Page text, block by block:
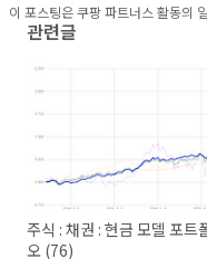
이 포스팅은 쿠팡 파트너스 활동의
관련글
주식 : 채권 : 현금 모델 포트
오 (76)